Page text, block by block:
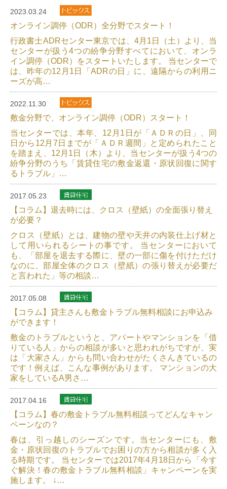
2023.03.24
オンライン調停（ODR）全分野でスタート！
行政書士ADRセンター東京では、4月1日（土）より、当
センターが扱う4つの紛争分野すべてにおいて、オンラ
イン調停（ODR）をスタートいたします。 当センターで
は、昨年の12月1日「ADRの日」に、遠隔からの利用ニ
ーズが高…
2022.11.30
敷金分野で、オンライン調停（ODR）スタート！
当センターでは、本年、12月1日が「ＡＤＲの日」、同
日から12月7日までが「ＡＤＲ週間」と定められたこと
を踏まえ、12月1日（木）より、当センターが扱う4つの
紛争分野のうち「賃貸住宅の敷金返還・原状回復に関す
るトラブル」…
2017.05.23
【コラム】退去時には、クロス（壁紙）の全面張り替え
が必要？
クロス（壁紙）とは、建物の壁や天井の内装仕上げ材と
して用いられるシートの事です。 当センターにおいて
も、「部屋を退去する際に、壁の一部に傷を付けただけ
なのに、部屋全体のクロス（壁紙）の張り替えが必要だ
と言われた」等の相談…
2017.05.08
【コラム】貸主さんも敷金トラブル無料相談にお申込み
ができます！
敷金のトラブルというと、アパートやマンションを「借
りている人」からの相談が多いと思われがちですが、実
は「大家さん」からも問い合わせがたくさんきているの
です！例えば、こんな事例があります。 マンションの大
家をしているA男さ…
2017.04.16
【コラム】春の敷金トラブル無料相談ってどんなキャン
ペーンなの？
春は、引っ越しのシーズンです。当センターにも、敷
金・原状回復のトラブルでお困りの方から相談が多く入
る時期です。 当センターでは2017年4月18日から「今す
ぐ解決！春の敷金トラブル無料相談」キャンペーンを実
施します。 ↓…